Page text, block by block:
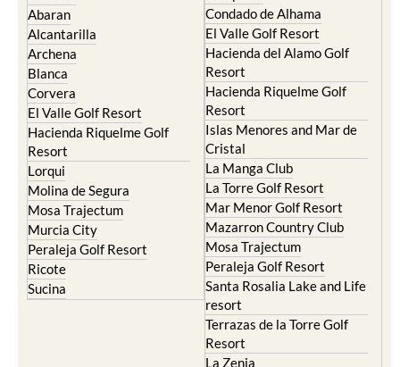
Abaran
Alcantarilla
Archena
Blanca
Corvera
El Valle Golf Resort
Hacienda Riquelme Golf
Resort
Lorqui
Molina de Segura
Mosa Trajectum
Murcia City
Peraleja Golf Resort
Ricote
Sucina
Condado de Alhama
El Valle Golf Resort
Hacienda del Alamo Golf
Resort
Hacienda Riquelme Golf
Resort
Islas Menores and Mar de
Cristal
La Manga Club
La Torre Golf Resort
Mar Menor Golf Resort
Mazarron Country Club
Mosa Trajectum
Peraleja Golf Resort
Santa Rosalia Lake and Life
resort
Terrazas de la Torre Golf
Resort
La Zenia